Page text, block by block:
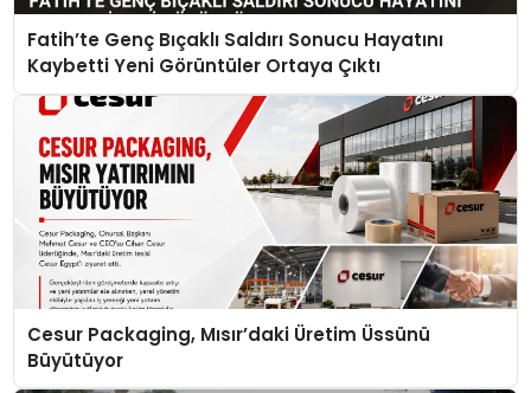
Fatih’te Genç Bıçaklı Saldırı Sonucu Hayatını
Kaybetti Yeni Görüntüler Ortaya Çıktı
Cesur Packaging, Mısır’daki Üretim Üssünü
Büyütüyor